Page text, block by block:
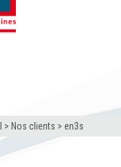
> Nos clients > en3s